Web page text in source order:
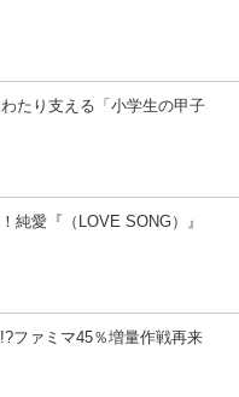
たり支える「小学生の甲子
純愛『（LOVE SONG）』
ファミマ45％増量作戦再来